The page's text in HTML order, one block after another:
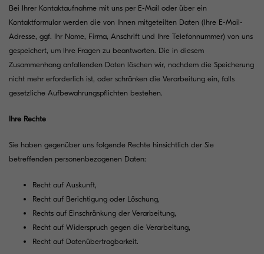
Bei Ihrer Kontaktaufnahme mit uns per E-Mail oder über ein
Kontaktformular werden die von Ihnen mitgeteilten Daten (Ihre E-Mail-
Adresse, ggf. Ihr Name, Firma, Anschrift und Ihre Telefonnummer) von uns
gespeichert, um Ihre Fragen zu beantworten. Die in diesem
Zusammenhang anfallenden Daten löschen wir, nachdem die Speicherung
nicht mehr erforderlich ist, oder schränken die Verarbeitung ein, falls
gesetzliche Aufbewahrungspflichten bestehen.
Ihre Rechte
Sie haben gegenüber uns folgende Rechte hinsichtlich der Sie
betreffenden personenbezogenen Daten:
Recht auf Auskunft,
Recht auf Berichtigung oder Löschung,
Rechts auf Einschränkung der Verarbeitung,
Recht auf Widerspruch gegen die Verarbeitung,
Recht auf Datenübertragbarkeit.